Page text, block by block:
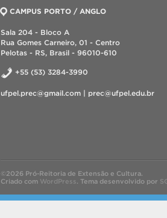
CAMPUS PORTO / ANGLO
Sala 204 - Bloco A
Rua Gomes Carneiro, 01 - Centro
Pelotas - RS, Brasil - 96010-610
+55 (53) 3284-3990
ufpel.prec@gmail.com | prec@ufpel.edu.br
©2026 Pró-Reitoria de Extensão e Cultura.
Criado com WordPress. Tema desenvolvido por